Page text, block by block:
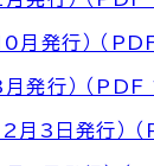
月発行） （
発行） （PDF
月3日発行）